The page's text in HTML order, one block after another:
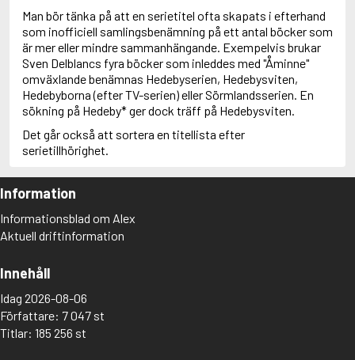
Man bör tänka på att en serietitel ofta skapats i efterhand
som inofficiell samlingsbenämning på ett antal böcker som
är mer eller mindre sammanhängande. Exempelvis brukar
Sven Delblancs fyra böcker som inleddes med "Åminne"
omväxlande benämnas Hedebyserien, Hedebysviten,
Hedebyborna (efter TV-serien) eller Sörmlandsserien. En
sökning på Hedeby* ger dock träff på Hedebysviten.
Det går också att sortera en titellista efter
serietillhörighet.
Information
Informationsblad om Alex
Aktuell driftinformation
Innehåll
Idag 2026-08-06
Författare: 7 047 st
Titlar: 185 256 st